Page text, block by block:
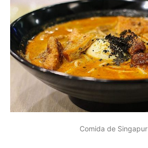
Comida de Singapur